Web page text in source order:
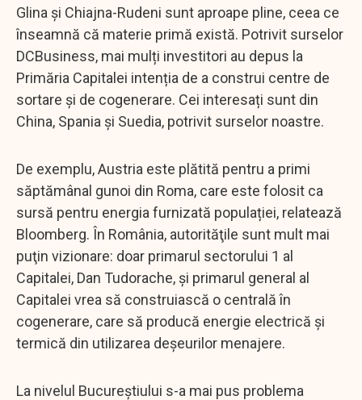
Glina și Chiajna-Rudeni sunt aproape pline, ceea ce
înseamnă că materie primă există. Potrivit surselor
DCBusiness, mai mulți investitori au depus la
Primăria Capitalei intenția de a construi centre de
sortare și de cogenerare. Cei interesați sunt din
China, Spania și Suedia, potrivit surselor noastre.
De exemplu, Austria este plătită pentru a primi
săptămânal gunoi din Roma, care este folosit ca
sursă pentru energia furnizată populației, relatează
Bloomberg. În România, autorităţile sunt mult mai
puţin vizionare: doar primarul sectorului 1 al
Capitalei, Dan Tudorache, și primarul general al
Capitalei vrea să construiască o centrală în
cogenerare, care să producă energie electrică şi
termică din utilizarea deşeurilor menajere.
La nivelul Bucureştiului s-a mai pus problema